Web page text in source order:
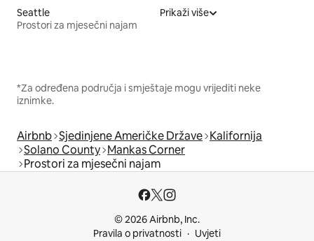
Seattle
Prostori za mjesečni najam
Prikaži više
*Za određena područja i smještaje mogu vrijediti neke
iznimke.
Airbnb Sjedinjene Američke Države Kalifornija
Solano County Mankas Corner
Prostori za mjesečni najam
© 2026 Airbnb, Inc.
Pravila o privatnosti
Uvjeti